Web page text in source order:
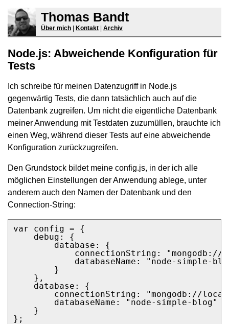
Thomas Bandt
Über mich Kontakt Archiv
Node.js: Abweichende Konfiguration für
Tests
Ich schreibe für meinen Datenzugriff in Node.js
gegenwärtig Tests, die dann tatsächlich auch auf die
Datenbank zugreifen. Um nicht die eigentliche Datenbank
meiner Anwendung mit Testdaten zuzumüllen, brauchte ich
einen Weg, während dieser Tests auf eine abweichende
Konfiguration zurückzugreifen.
Den Grundstock bildet meine config.js, in der ich alle
möglichen Einstellungen der Anwendung ablege, unter
anderem auch den Namen der Datenbank und den
Connection-String:
var config = {
    debug: {
        database: {
connectionString:
databaseName: "node-simple-
        }
    },
    database: {
connectionString: "mongodb://
        databaseName: "node-simple-blog"
    }
};